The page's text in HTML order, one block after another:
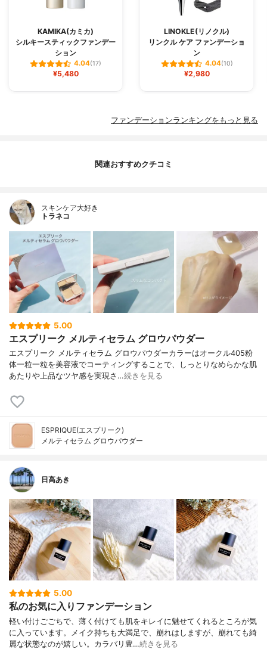
KAMIKA(カミカ)
シルキースティックファンデー
ション
4.04(17)
¥5,480
LINOKLE(リノクル)
リンクル ケア ファンデーショ
ン
4.04(10)
¥2,980
ファンデーションランキングをもっと見る
関連おすすめクチコミ
スキンケア大好き
トラネコ
5.00
エスプリーク メルティセラム グロウパウダー
エスプリーク メルティセラム グロウパウダーカラーはオークル405粉
体一粒一粒を美容液でコーティングすることで、しっとりなめらかな肌
あたりや上品なツヤ感を実現さ…続きを見る
ESPRIQUE(エスプリーク)
メルティセラム グロウパウダー
日高あき
5.00
私のお気に入りファンデーション
軽い付けごごちで、薄く付けても肌をキレイに魅せてくれるところが気
に入っています。メイク持ちも大満足で、崩れはしますが、崩れても綺
麗な状態なのが嬉しい。カラバリ豊…続きを見る